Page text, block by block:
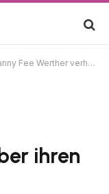
Fee Werther verheiratet? Alles über ihren Beziehungsstatus
ihren